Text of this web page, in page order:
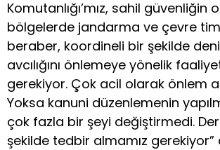
Komutanlığı’mız, sahil güvenliğin
bölgelerde jandarma ve çevre
beraber, koordineli bir şekilde
avcılığını önlemeye yönelik
gerekiyor. Çok acil olarak önlem
Yoksa kanuni düzenlemenin
çok fazla bir şeyi değiştirmedi.
şekilde tedbir almamız gerekiyor”